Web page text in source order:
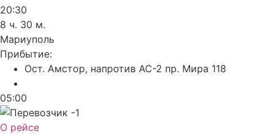
20:30
8 ч. 30 м.
Мариуполь
Прибытие:
Ост. Амстор, напротив АС-2 пр. Мира 118
05:00
О рейсе